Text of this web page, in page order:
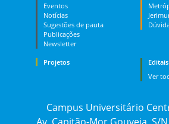
Eventos
Notícias
Sugestões de pauta
Publicações
Newsletter
Projetos
Editais
Ver
Campus Universitário